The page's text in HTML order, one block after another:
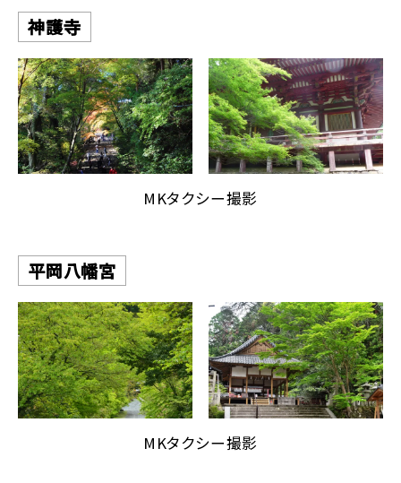
神護寺
MKタクシー撮影
平岡八幡宮
MKタクシー撮影